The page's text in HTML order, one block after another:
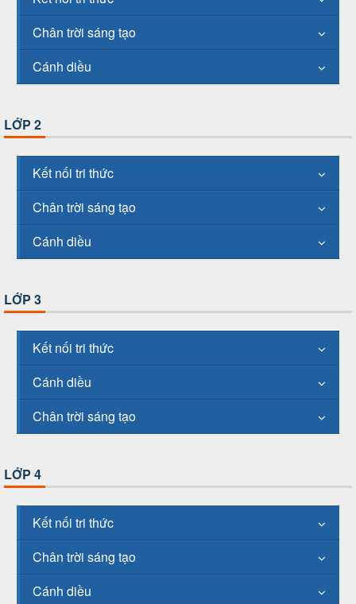
Chân trời sáng tạo
Cánh diều
LỚP 2
Kết nối tri thức
Chân trời sáng tạo
Cánh diều
LỚP 3
Kết nối tri thức
Cánh diều
Chân trời sáng tạo
LỚP 4
Kết nối tri thức
Chân trời sáng tạo
Cánh diều